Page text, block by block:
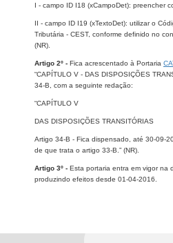
I - campo ID I18 (xCampoDet): preencher
II - campo ID I19 (xTextoDet): utilizar o
Tributária - CEST, conforme definido no
(NR).
Artigo 2º - Fica acrescentado à Portaria
“CAPÍTULO V - DAS DISPOSIÇÕES
34-B, com a seguinte redação:
“CAPÍTULO V
DAS DISPOSIÇÕES TRANSITÓRIAS
Artigo 34-B - Fica dispensado, até 30-09-
de que trata o artigo 33-B.” (NR).
Artigo 3º - Esta portaria entra em vigor na
produzindo efeitos desde 01-04-2016.